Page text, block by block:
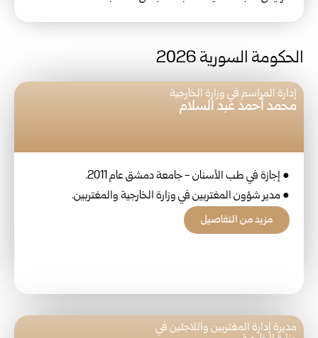
الحكومة السورية 2026
إدارة المراسم في وزارة الخارجية
محمد أحمد عبد السلام
● إجازة في طب الأسنان - جامعة دمشق عام 2011.
● مدير شؤون المغتربين في وزارة الخارجية والمغتربين.
مزيد من التفاصيل
مديرة إدارة المغتربين واللاجئين في